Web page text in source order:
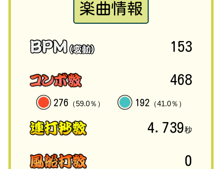
楽曲情報
153
468
276 （59.0％） 192 （41.0％）
4.739秒
0